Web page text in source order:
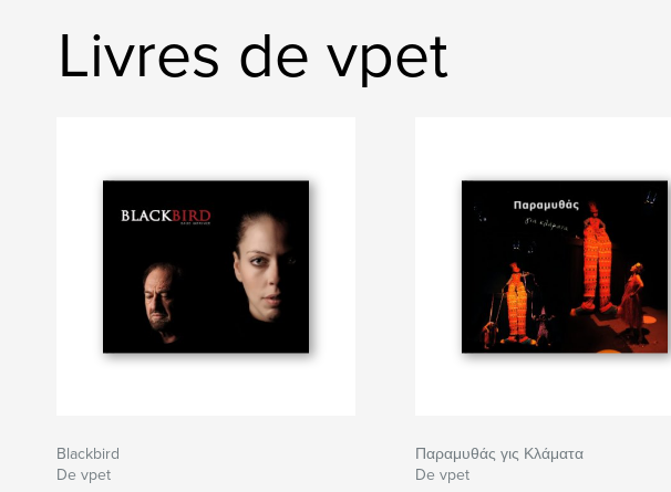
Livres de vpet
Blackbird
De vpet
Παραμυθάς γις Κλάματα
De vpet